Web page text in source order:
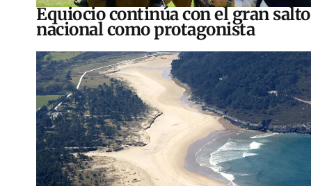
Equiocio continúa con el gran salto
nacional como protagonista